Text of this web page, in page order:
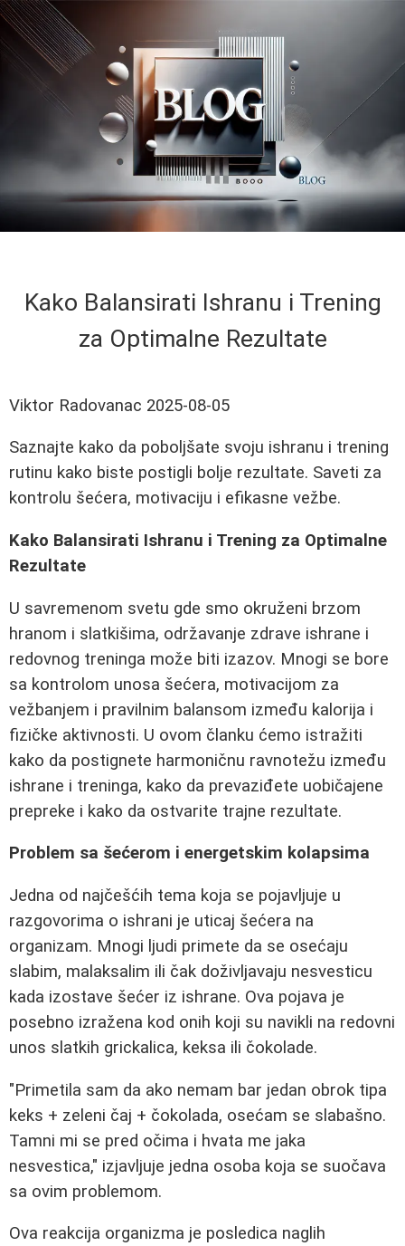
Kako Balansirati Ishranu i Trening
za Optimalne Rezultate
Viktor Radovanac 2025-08-05
Saznajte kako da poboljšate svoju ishranu i trening
rutinu kako biste postigli bolje rezultate. Saveti za
kontrolu šećera, motivaciju i efikasne vežbe.
Kako Balansirati Ishranu i Trening za Optimalne
Rezultate
U savremenom svetu gde smo okruženi brzom
hranom i slatkišima, održavanje zdrave ishrane i
redovnog treninga može biti izazov. Mnogi se bore
sa kontrolom unosa šećera, motivacijom za
vežbanjem i pravilnim balansom između kalorija i
fizičke aktivnosti. U ovom članku ćemo istražiti
kako da postignete harmoničnu ravnotežu između
ishrane i treninga, kako da prevaziđete uobičajene
prepreke i kako da ostvarite trajne rezultate.
Problem sa šećerom i energetskim kolapsima
Jedna od najčešćih tema koja se pojavljuje u
razgovorima o ishrani je uticaj šećera na
organizam. Mnogi ljudi primete da se osećaju
slabim, malaksalim ili čak doživljavaju nesvesticu
kada izostave šećer iz ishrane. Ova pojava je
posebno izražena kod onih koji su navikli na redovni
unos slatkih grickalica, keksa ili čokolade.
"Primetila sam da ako nemam bar jedan obrok tipa
keks + zeleni čaj + čokolada, osećam se slabašno.
Tamni mi se pred očima i hvata me jaka
nesvestica," izjavljuje jedna osoba koja se suočava
sa ovim problemom.
Ova reakcija organizma je posledica naglih